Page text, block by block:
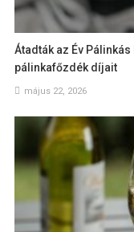
Átadták az Év
pálinkafőzdék díjait
május 22, 2026